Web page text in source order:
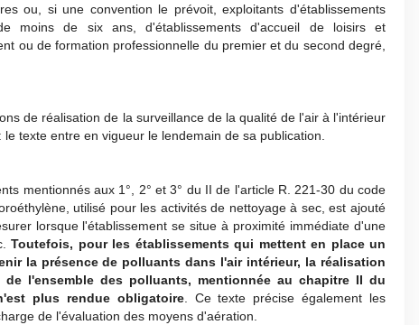
ou, si une convention le prévoit, exploitants d'établissements
moins de six ans, d'établissements d'accueil de loisirs et
ou de formation professionnelle du premier et du second degré,
de réalisation de la surveillance de la qualité de l'air à l'intérieur
texte entre en vigueur le lendemain de sa publication.
mentionnés aux 1°, 2° et 3° du II de l'article R. 221-30 du code
utilisé pour les activités de nettoyage à sec, est ajouté
lorsque l'établissement se situe à proximité immédiate d'une
Toutefois, pour les établissements qui mettent en place un
la présence de polluants dans l'air intérieur, la réalisation
de l'ensemble des polluants, mentionnée au chapitre II du
plus rendue obligatoire. Ce texte précise également les
de l'évaluation des moyens d'aération.